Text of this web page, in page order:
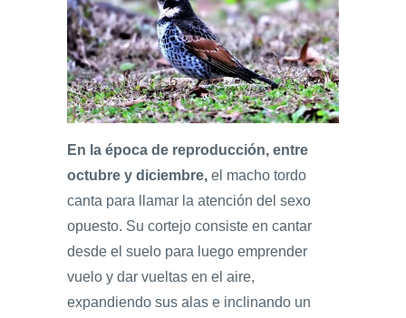
En la época de reproducción, entre
octubre y diciembre, el macho tordo
canta para llamar la atención del sexo
opuesto. Su cortejo consiste en cantar
desde el suelo para luego emprender
vuelo y dar vueltas en el aire,
expandiendo sus alas e inclinando un